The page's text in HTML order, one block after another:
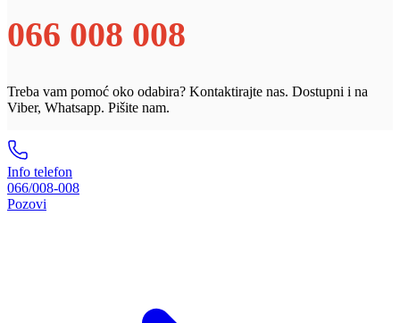
066 008 008
Treba vam pomoć oko odabira? Kontaktirajte nas. Dostupni i na
Viber, Whatsapp. Pišite nam.
Info telefon
066/008-008
Pozovi